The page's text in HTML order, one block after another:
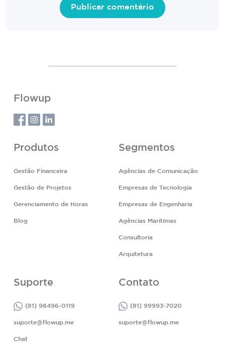
Flowup
Produtos
Gestão Financeira
Gestão de Projetos
Gerenciamento de Horas
Blog
Segmentos
Agências de Comunicação
Empresas de Tecnologia
Empresas de Engenharia
Agências Marítimas
Consultoria
Arquitetura
Suporte
(81) 98496-0119
suporte@flowup.me
Chat
Contato
(81) 99993-7020
suporte@flowup.me